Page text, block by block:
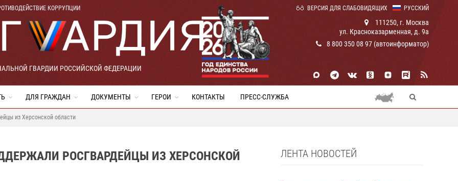
РУССКИЙ
КОРРУПЦИИ ВЕРСИЯ ДЛЯ СЛАБОВИДЯЩИХ
ГВАРДИИ РОССИЙСКОЙ ФЕДЕРАЦИИ
111250, г. Москва
ул. Красноказарменная, д. 9а
8 800 350 08 97 (автоинформатор)
ДЛЯ ГРАЖДАН ДОКУМЕНТЫ ГЕРОИ КОНТАКТЫ ПРЕСС-СЛУЖБА
из Херсонской области
РОСГВАРДЕЙЦЫ ИЗ ХЕРСОНСКОЙ ЛЕНТА НОВОСТЕЙ